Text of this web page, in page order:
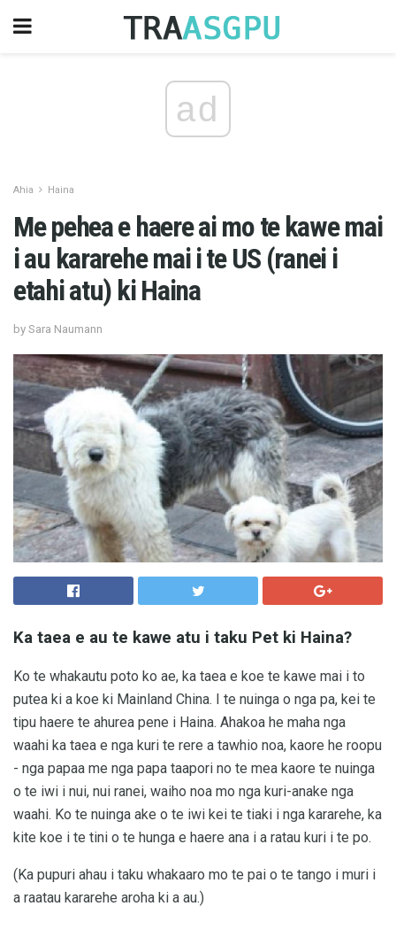
ad
Ahia Haina
Me pehea e haere ai mo te kawe mai
i au kararehe mai i te US (ranei i
etahi atu) ki Haina
by Sara Naumann
Ka taea e au te kawe atu i taku Pet ki Haina?
Ko te whakautu poto ko ae, ka taea e koe te kawe mai i to
putea ki a koe ki Mainland China. I te nuinga o nga pa, kei te
tipu haere te ahurea pene i Haina. Ahakoa he maha nga
waahi ka taea e nga kuri te rere a tawhio noa, kaore he roopu
- nga papaa me nga papa taapori no te mea kaore te nuinga
o te iwi i nui, nui ranei, waiho noa mo nga kuri-anake nga
waahi. Ko te nuinga ake o te iwi kei te tiaki i nga kararehe, ka
kite koe i te tini o te hunga e haere ana i a ratau kuri i te po.
(Ka pupuri ahau i taku whakaaro mo te pai o te tango i muri i
a raatau kararehe aroha ki a au.)